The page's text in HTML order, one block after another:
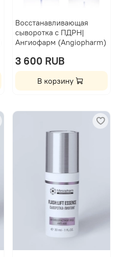
Восстанавливающая
сыворотка с ПДРН|
Ангиофарм (Angiopharm)
3 600 RUB
В корзину